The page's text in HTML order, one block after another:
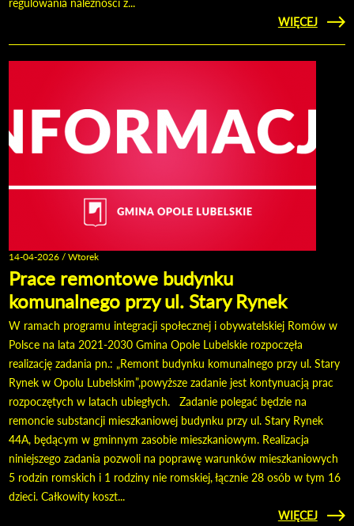
CZYTAJ
WIĘCEJ
14-04-2026 / Wtorek
Prace remontowe budynku
komunalnego przy ul. Stary Rynek
W ramach programu integracji społecznej i obywatelskiej Romów w
Polsce na lata 2021-2030 Gmina Opole Lubelskie rozpoczęła
realizację zadania pn.: „Remont budynku komunalnego przy ul. Stary
Rynek w Opolu Lubelskim”,powyższe zadanie jest kontynuacją prac
rozpoczętych w latach ubiegłych. Zadanie polegać będzie na
remoncie substancji mieszkaniowej budynku przy ul. Stary Rynek
44A, będącym w gminnym zasobie mieszkaniowym. Realizacja
niniejszego zadania pozwoli na poprawę warunków mieszkaniowych
5 rodzin romskich i 1 rodziny nie romskiej, łącznie 28 osób w tym 16
dzieci. Całkowity koszt...
CZYTAJ
WIĘCEJ